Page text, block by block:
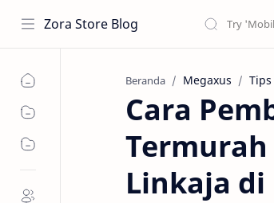
Zora Store Blog
Beranda Megaxus
Cara
Termurah
Linkaja di